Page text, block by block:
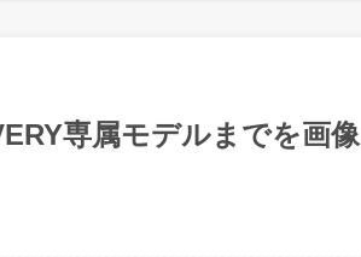
専属モデルまでを画像